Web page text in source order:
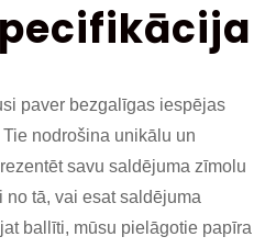
paver bezgalīgas iespējas
nodrošina unikālu un
savu saldējuma zīmolu
tā, vai esat saldējuma
ballīti, mūsu pielāgotie papīra